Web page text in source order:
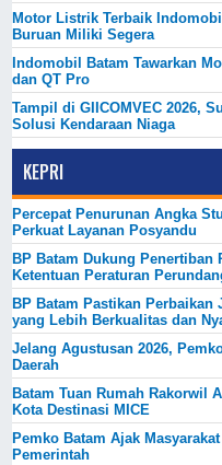
Motor Listrik Terbaik
Buruan Miliki Segera
Indomobil Batam Tawarkan
dan QT Pro
Tampil di GIICOMVEC 2026,
Solusi Kendaraan Niaga
KEPRI
Percepat Penurunan Angka
Perkuat Layanan Posyandu
BP Batam Dukung Penertiban
Ketentuan Peraturan
BP Batam Pastikan Perbaikan
yang Lebih Berkualitas dan
Jelang Agustusan 2026,
Daerah
Batam Tuan Rumah Rakorwil
Kota Destinasi MICE
Pemko Batam Ajak
Pemerintah